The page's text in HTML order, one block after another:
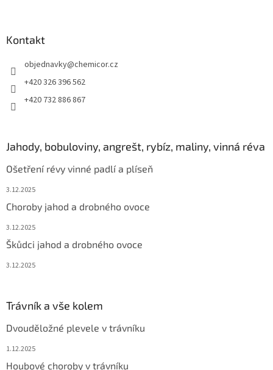
Kontakt
objednavky@chemicor.cz
+420 326 396 562
+420 732 886 867
Jahody, bobuloviny, angrešt, rybíz, maliny, vinná réva
Ošetření révy vinné padlí a plíseň
3.12.2025
Choroby jahod a drobného ovoce
3.12.2025
Škůdci jahod a drobného ovoce
3.12.2025
Trávník a vše kolem
Dvouděložné plevele v trávníku
1.12.2025
Houbové choroby v trávníku